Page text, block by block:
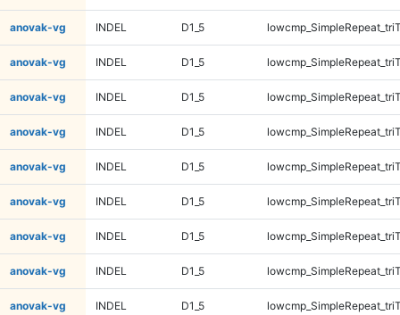
anovak-vg INDEL D1_5
anovak-vg INDEL D1_5
anovak-vg INDEL D1_5
anovak-vg INDEL D1_5
anovak-vg INDEL D1_5
anovak-vg INDEL D1_5
anovak-vg INDEL D1_5
anovak-vg INDEL D1_5
anovak-vg INDEL D1_5